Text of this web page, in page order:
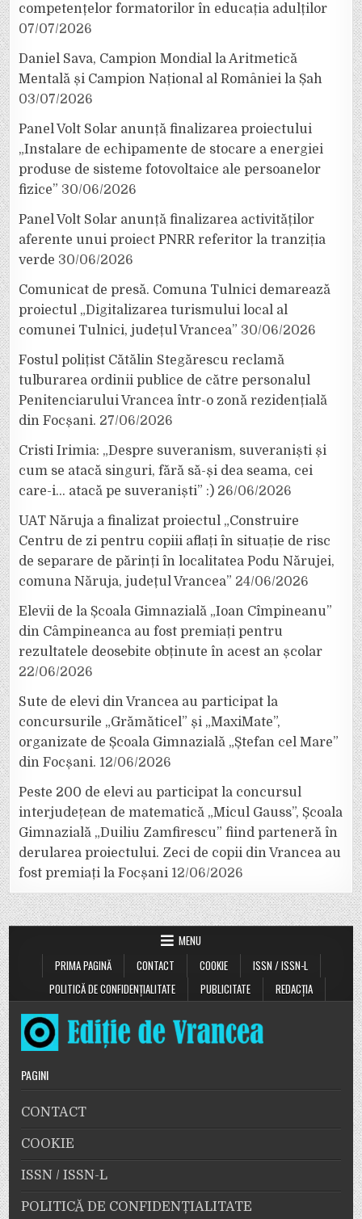
competențelor formatorilor în educația adulților
07/07/2026
Daniel Sava, Campion Mondial la Aritmetică
Mentală și Campion Național al României la Șah
03/07/2026
Panel Volt Solar anunță finalizarea proiectului
„Instalare de echipamente de stocare a energiei
produse de sisteme fotovoltaice ale persoanelor
fizice” 30/06/2026
Panel Volt Solar anunță finalizarea activităților
aferente unui proiect PNRR referitor la tranziția
verde 30/06/2026
Comunicat de presă. Comuna Tulnici demarează
proiectul „Digitalizarea turismului local al
comunei Tulnici, județul Vrancea” 30/06/2026
Fostul polițist Cătălin Stegărescu reclamă
tulburarea ordinii publice de către personalul
Penitenciarului Vrancea într-o zonă rezidențială
din Focșani. 27/06/2026
Cristi Irimia: „Despre suveranism, suveraniști și
cum se atacă singuri, fără să-și dea seama, cei
care-i… atacă pe suveraniști” :) 26/06/2026
UAT Năruja a finalizat proiectul „Construire
Centru de zi pentru copiii aflați în situație de risc
de separare de părinți în localitatea Podu Nărujei,
comuna Năruja, județul Vrancea” 24/06/2026
Elevii de la Școala Gimnazială „Ioan Cîmpineanu”
din Câmpineanca au fost premiați pentru
rezultatele deosebite obținute în acest an școlar
22/06/2026
Sute de elevi din Vrancea au participat la
concursurile „Grămăticel” și „MaxiMate”,
organizate de Școala Gimnazială „Ștefan cel Mare”
din Focșani. 12/06/2026
Peste 200 de elevi au participat la concursul
interjudețean de matematică „Micul Gauss”, Școala
Gimnazială „Duiliu Zamfirescu” fiind parteneră în
derularea proiectului. Zeci de copii din Vrancea au
fost premiați la Focșani 12/06/2026
MENU
PRIMA PAGINĂ
CONTACT COOKIE
ISSN / ISSN-L
POLITICĂ DE CONFIDENȚIALITATE
PUBLICITATE REDACȚIA
PAGINI
CONTACT
COOKIE
ISSN / ISSN-L
POLITICĂ DE CONFIDENȚIALITATE